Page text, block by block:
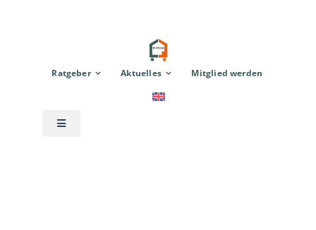
Ratgeber Aktuelles Mitglied werden
Toggle